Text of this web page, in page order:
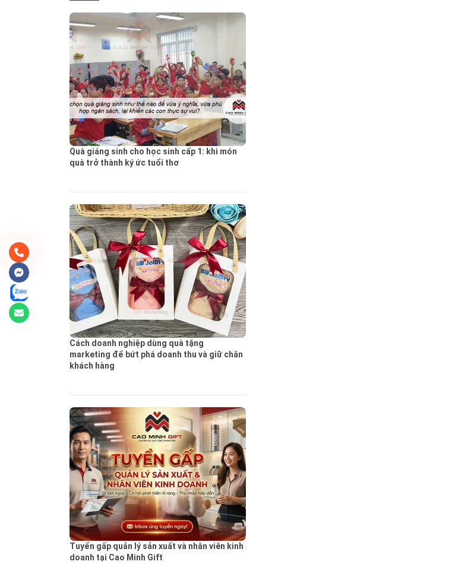
Quà giáng sinh cho học sinh cấp 1: khi món
quà trở thành ký ức tuổi thơ
Cách doanh nghiệp dùng quà tặng
marketing để bứt phá doanh thu và giữ chân
khách hàng
Tuyển gấp quản lý sản xuất và nhân viên kinh
doanh tại Cao Minh Gift